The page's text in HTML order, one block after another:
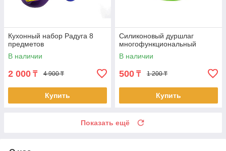
Кухонный набор Радуга 8
предметов
В наличии
2 000 ₸ 4 900 ₸
Купить
Силиконовый дуршлаг
многофункциональный
В наличии
500 ₸ 1 200 ₸
Купить
Показать ещё